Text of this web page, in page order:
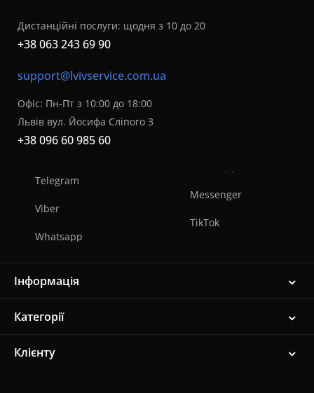
Дистанційні послуги: щодня з 10 до 20
+38 063 243 69 90
support@lvivservice.com.ua
Офіс: Пн-Пт з 10:00 до 18:00
Львів вул. Йосифа Сліпого 3
+38 096 60 985 60
Telegram
Viber
Whatsapp
Messenger
TikTok
Інформація
Категорії
Клієнту